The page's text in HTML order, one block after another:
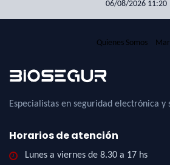
06/08/2026 11:20
Quienes Somos
Especialistas en seguridad electrónica y
Horarios de atención
Lunes a viernes de 8.30 a 17 hs